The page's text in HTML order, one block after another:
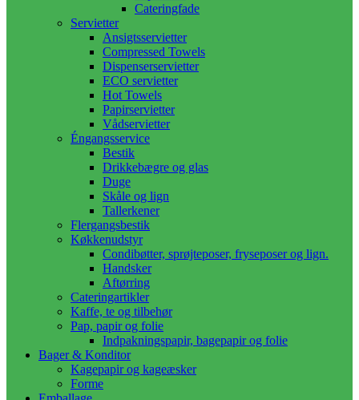
Cateringfade
Servietter
Ansigtsservietter
Compressed Towels
Dispenserservietter
ECO servietter
Hot Towels
Papirservietter
Vådservietter
Éngangsservice
Bestik
Drikkebægre og glas
Duge
Skåle og lign
Tallerkener
Flergangsbestik
Køkkenudstyr
Condibøtter, sprøjteposer, fryseposer og lign.
Handsker
Aftørring
Cateringartikler
Kaffe, te og tilbehør
Pap, papir og folie
Indpakningspapir, bagepapir og folie
Bager & Konditor
Kagepapir og kageæsker
Forme